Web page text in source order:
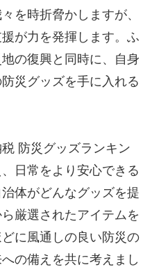
を時折脅かしますが、
が力を発揮します。ふ
の復興と同時に、自身
災グッズを手に入れる
防災グッズランキン
日常をより安心できる
体がどんなグッズを提
厳選されたアイテムを
に風通しの良い防災の
の備えを共に考えまし